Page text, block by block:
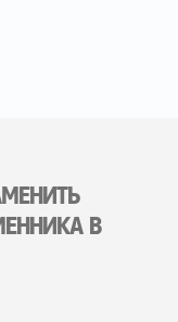
В